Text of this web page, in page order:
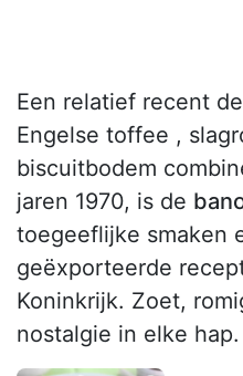
Een relatief recent
Engelse toffee ,
biscuitbodem
jaren 1970, is de
toegeeflijke smaken
geëxporteerde
Koninkrijk. Zoet,
nostalgie in elke hap.